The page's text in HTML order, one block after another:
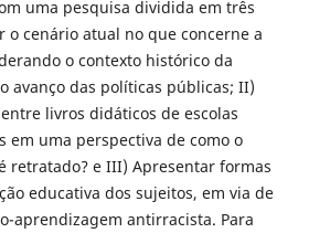
uma pesquisa dividida em três
o cenário atual no que concerne a
o contexto histórico da
avanço das políticas públicas; II)
livros didáticos de escolas
em uma perspectiva de como o
retratado? e III) Apresentar formas
educativa dos sujeitos, em via de
aprendizagem antirracista. Para